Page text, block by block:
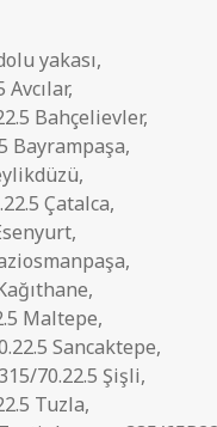
yakası,
Avcılar,
Bahçelievler,
Bayrampaşa,
,
Çatalca,
,
,
,
Maltepe,
Sancaktepe,
315/70.22.5 Şişli,
Tuzla,